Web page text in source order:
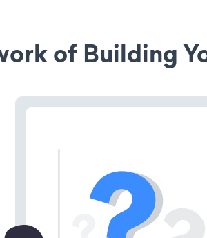
of Building